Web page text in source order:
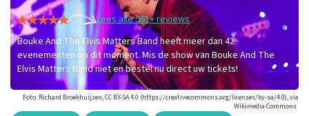
Lees alle 961+ reviews
Bouke And The Elvis Matters Band heeft meer dan 42
evenementen op dit moment. Mis de show van Bouke And The
Elvis Matters Band niet en bestel nu direct uw tickets!
Foto: Richard Broekhuijzen, CC BY-SA 4.0 (https://creativecommons.org/licenses/by-sa/4.0), via
Wikimedia Commons